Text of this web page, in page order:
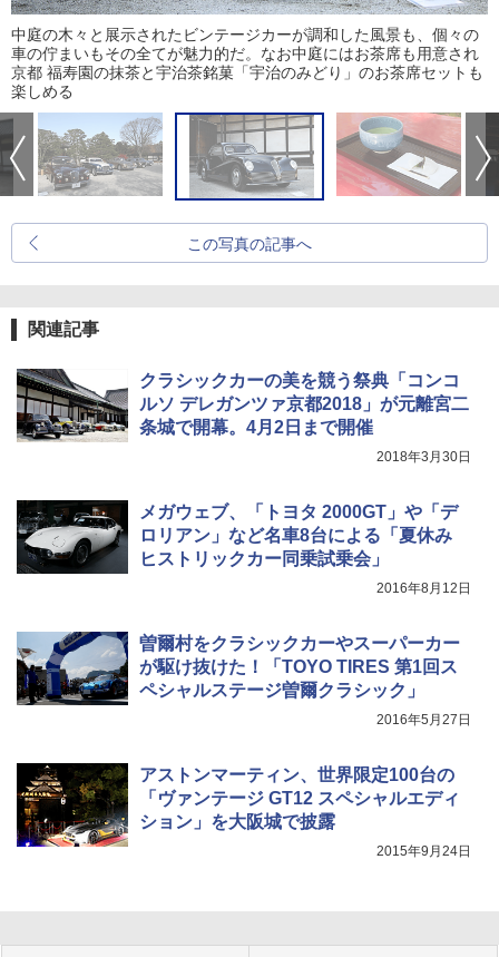
中庭の木々と展示されたビンテージカーが調和した風景も、個々の
車の佇まいもその全てが魅力的だ。なお中庭にはお茶席も用意され
京都 福寿園の抹茶と宇治茶銘菓「宇治のみどり」のお茶席セットも
楽しめる
この写真の記事へ
関連記事
クラシックカーの美を競う祭典「コンコ
ルソ デレガンツァ京都2018」が元離宮二
条城で開幕。4月2日まで開催
2018年3月30日
メガウェブ、「トヨタ 2000GT」や「デ
ロリアン」など名車8台による「夏休み
ヒストリックカー同乗試乗会」
2016年8月12日
曽爾村をクラシックカーやスーパーカー
が駆け抜けた！「TOYO TIRES 第1回ス
ペシャルステージ曽爾クラシック」
2016年5月27日
アストンマーティン、世界限定100台の
「ヴァンテージ GT12 スペシャルエディ
ション」を大阪城で披露
2015年9月24日